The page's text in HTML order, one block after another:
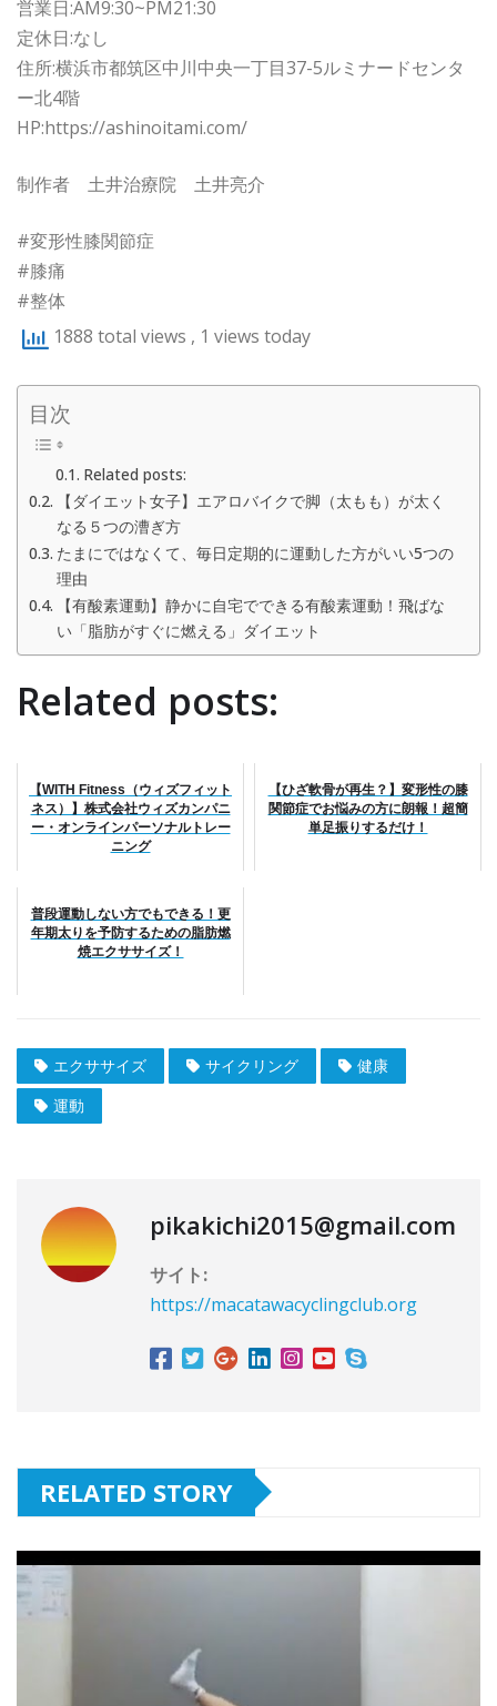
営業日:AM9:30~PM21:30
定休日:なし
住所:横浜市都筑区中川中央一丁目37-5ルミナードセンタ
ー北4階
HP:https://ashinoitami.com/
制作者 土井治療院 土井亮介
#変形性膝関節症
#膝痛
#整体
1888 total views , 1 views today
目次
Related posts:
【ダイエット女子】エアロバイクで脚（太もも）が太く
なる５つの漕ぎ方
たまにではなくて、毎日定期的に運動した方がいい5つの
理由
【有酸素運動】静かに自宅でできる有酸素運動！飛ばな
い「脂肪がすぐに燃える」ダイエット
Related posts:
【WITH Fitness（ウィズフィット
ネス）】株式会社ウィズカンパニ
ー・オンラインパーソナルトレー
ニング
【ひざ軟骨が再生？】変形性の膝
関節症でお悩みの方に朗報！超簡
単足振りするだけ！
普段運動しない方でもできる！更
年期太りを予防するための脂肪燃
焼エクササイズ！
エクササイズ サイクリング
健康
運動
pikakichi2015@gmail.com
サイト:
https://macatawacyclingclub.org
RELATED STORY